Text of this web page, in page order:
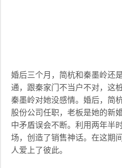
婚后三个月，简杭和秦墨岭还
通，跟秦家门不当户不对，这
秦墨岭对她没感情。婚后，简
股份公司任职，老板是她的新
中矛盾误会不断。利用两年半
场，创造了销售神话。在这期
人爱上了彼此。